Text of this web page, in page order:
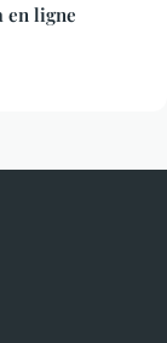
en ligne